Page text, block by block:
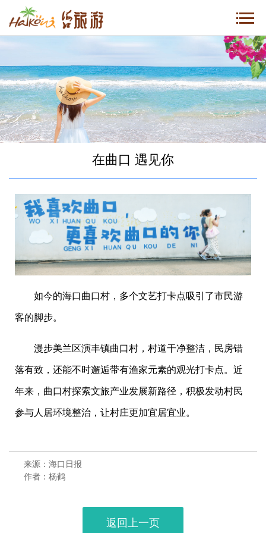
在曲口 遇见你
如今的海口曲口村，多个文艺打卡点吸引了市民游
客的脚步。
漫步美兰区演丰镇曲口村，村道干净整洁，民房错
落有致，还能不时邂逅带有渔家元素的观光打卡点。近
年来，曲口村探索文旅产业发展新路径，积极发动村民
参与人居环境整治，让村庄更加宜居宜业。
来源：海口日报
作者：杨鹤
返回上一页